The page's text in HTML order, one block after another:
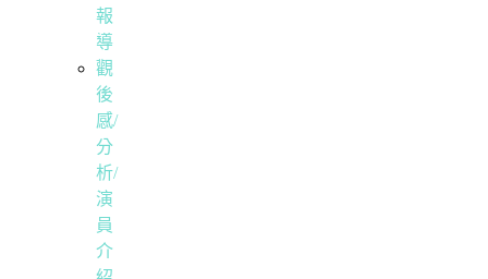
報
導
觀
後
感/
分
析/
演
員
介